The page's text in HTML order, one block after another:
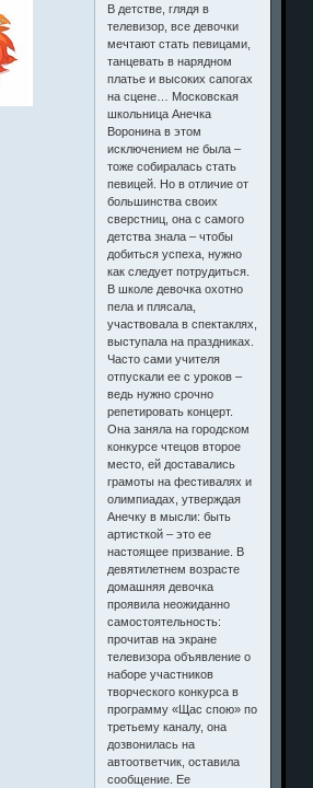
В детстве, глядя в
телевизор, все девочки
мечтают стать певицами,
танцевать в нарядном
платье и высоких сапогах
на сцене… Московская
школьница Анечка
Воронина в этом
исключением не была –
тоже собиралась стать
певицей. Но в отличие от
большинства своих
сверстниц, она с самого
детства знала – чтобы
добиться успеха, нужно
как следует потрудиться.
В школе девочка охотно
пела и плясала,
участвовала в спектаклях,
выступала на праздниках.
Часто сами учителя
отпускали ее с уроков –
ведь нужно срочно
репетировать концерт.
Она заняла на городском
конкурсе чтецов второе
место, ей доставались
грамоты на фестивалях и
олимпиадах, утверждая
Анечку в мысли: быть
артисткой – это ее
настоящее призвание. В
девятилетнем возрасте
домашняя девочка
проявила неожиданно
самостоятельность:
прочитав на экране
телевизора объявление о
наборе участников
творческого конкурса в
программу «Щас спою» по
третьему каналу, она
дозвонилась на
автоответчик, оставила
сообщение. Ее